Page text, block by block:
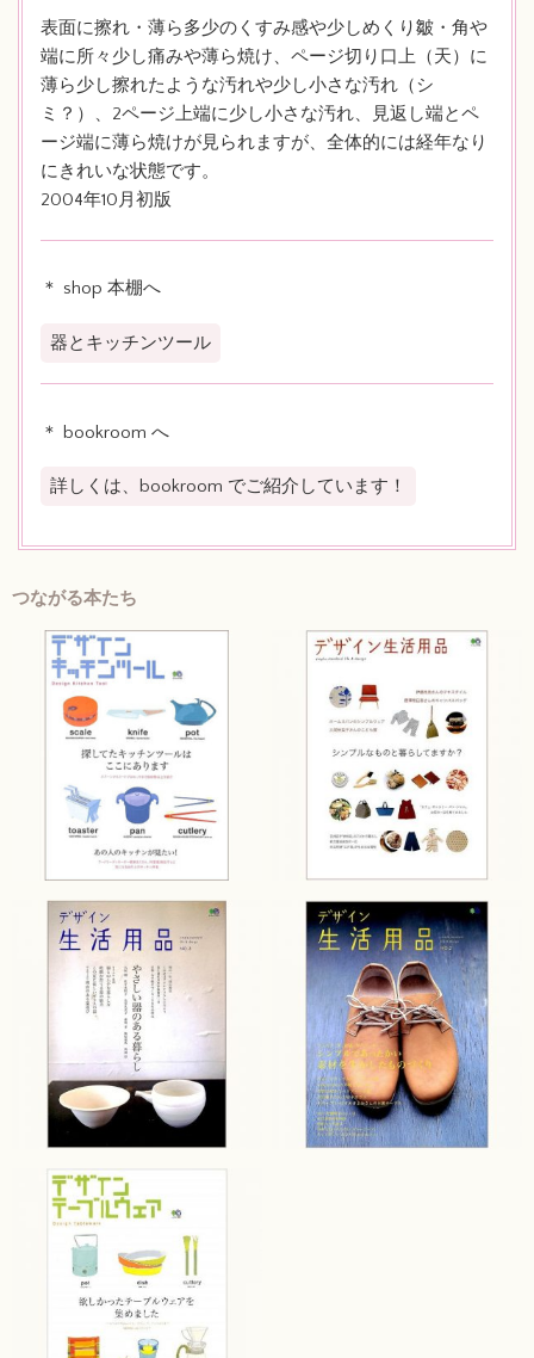
表面に擦れ・薄ら多少のくすみ感や少しめくり皺・角や
端に所々少し痛みや薄ら焼け、ページ切り口上（天）に
薄ら少し擦れたような汚れや少し小さな汚れ（シ
ミ？）、2ページ上端に少し小さな汚れ、見返し端とペ
ージ端に薄ら焼けが見られますが、全体的には経年なり
にきれいな状態です。
2004年10月初版
＊ shop 本棚へ
器とキッチンツール
＊ bookroom へ
詳しくは、bookroom でご紹介しています！
つながる本たち